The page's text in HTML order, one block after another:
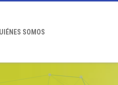
SOMOS